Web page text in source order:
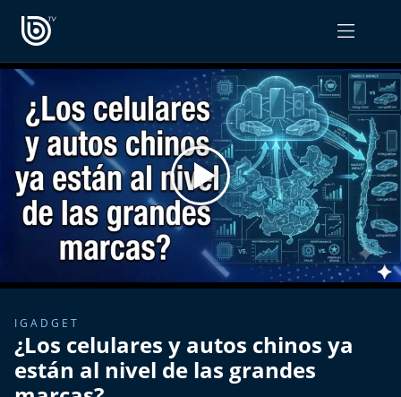
PROGRAMAS
Radiograma
Expreso Bío Bío
Podría Ser Peor
La Entrevista de Tomás Mosciatti
Entrevistas BioBioTV
Comentarios de Tomás Mosciatti
OPINIÓN
PODCAST RADIOGRAMA
IGADGET
¿Los celulares y autos chinos ya
están al nivel de las grandes